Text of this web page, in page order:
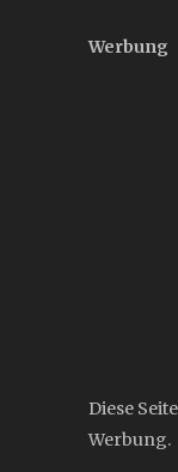
Werbung
Diese
Werbung.